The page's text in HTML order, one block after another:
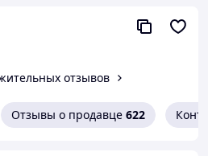
отзывов
Отзывы о продавце 622